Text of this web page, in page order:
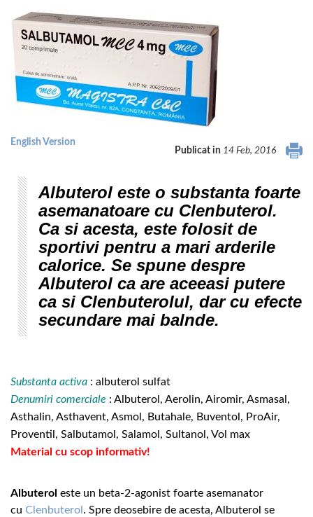
English Version
Publicat in 14 Feb, 2016
Albuterol este o substanta foarte
asemanatoare cu Clenbuterol.
Ca si acesta, este folosit de
sportivi pentru a mari arderile
calorice. Se spune despre
Albuterol ca are aceeasi putere
ca si Clenbuterolul, dar cu efecte
secundare mai balnde.
Substanta activa : albuterol sulfat
Denumiri comerciale : Albuterol, Aerolin, Airomir, Asmasal,
Asthalin, Asthavent, Asmol, Butahale, Buventol, ProAir,
Proventil, Salbutamol, Salamol, Sultanol, Vol max
Material cu scop informativ!
Albuterol este un beta-2-agonist foarte asemanator
cu Clenbuterol . Spre deosebire de acesta, Albuterol se